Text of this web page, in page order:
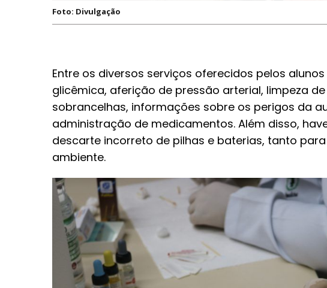
Foto: Divulgação
Entre os diversos serviços oferecidos pelos
glicêmica, aferição de pressão arterial, limpeza
sobrancelhas, informações sobre os perigos da
administração de medicamentos. Além disso,
descarte incorreto de pilhas e baterias, tanto
ambiente.